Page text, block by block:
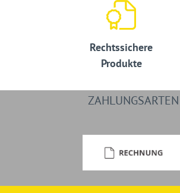
Rechtssichere
Produkte
ZAHLUNGSARTEN